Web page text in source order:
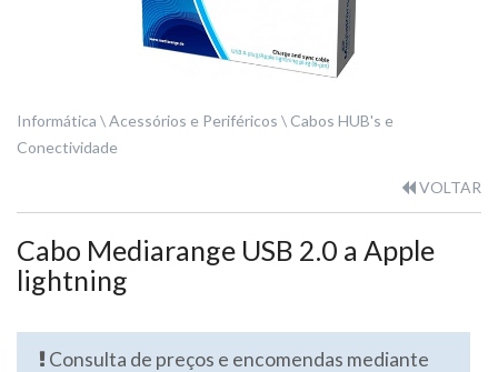
Informática Acessórios e Periféricos
Cabos HUB's e
Conectividade
VOLTAR
Cabo Mediarange USB 2.0 a Apple
lightning
Consulta de preços e encomendas mediante